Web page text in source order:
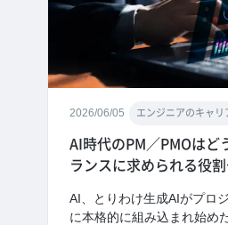
2026/06/05 エンジニアのキャリ
AI時代のPM／PMOはど
ランスに求められる役
AI、とりわけ生成AIがプロ
に本格的に組み込まれ始め